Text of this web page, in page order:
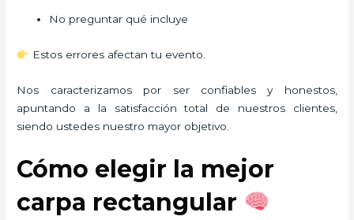
No preguntar qué incluye
Estos errores afectan tu evento.
Nos caracterizamos por ser confiables y honestos,
apuntando a la satisfacción total de nuestros clientes,
siendo ustedes nuestro mayor objetivo.
Cómo elegir la mejor
carpa rectangular